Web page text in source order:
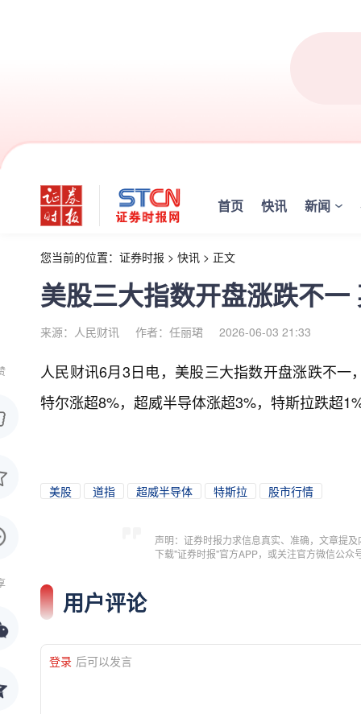
首页 快讯 新闻
您当前的位置： 证券时报 > 快讯 > 正文
美股三大指数开盘涨跌不一
来源：人民财讯 作者：任丽珺 2026-06-03 21:33
人民财讯6月3日电， 美股三大指数开盘涨跌不一
特尔涨超8%，超威半导体涨超3%，特斯拉跌超
美股 道指 超威半导体 特斯拉 股市行情
声明：证券时报力求信息真实、准确，文章提
下载"证券时报"官方APP，或关注官方微信公
用户评论
登录 后可以发言